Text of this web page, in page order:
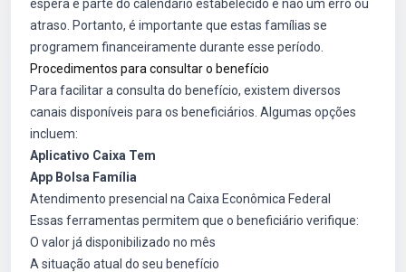
espera é parte do calendário estabelecido e não um erro ou
atraso. Portanto, é importante que estas famílias se
programem financeiramente durante esse período.
Procedimentos para consultar o benefício
Para facilitar a consulta do benefício, existem diversos
canais disponíveis para os beneficiários. Algumas opções
incluem:
Aplicativo Caixa Tem
App Bolsa Família
Atendimento presencial na Caixa Econômica Federal
Essas ferramentas permitem que o beneficiário verifique:
O valor já disponibilizado no mês
A situação atual do seu benefício